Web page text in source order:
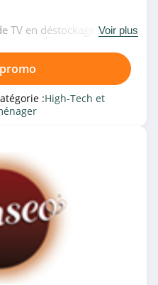
Galaxus
Geekom
DJI
TV en déstockage dèsVoir plus
:High-Tech et